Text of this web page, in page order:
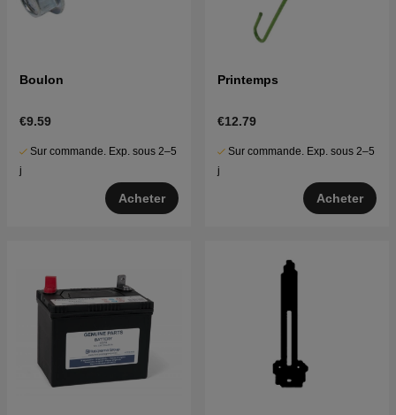
Boulon
€9.59
Sur commande. Exp. sous 2–5
j
Acheter
Printemps
€12.79
Sur commande. Exp. sous 2–5
j
Acheter